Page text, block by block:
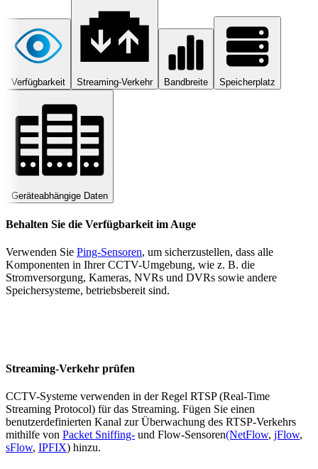
Verfügbarkeit Streaming-Verkehr Bandbreite Speicherplatz
Geräteabhängige Daten
Behalten Sie die Verfügbarkeit im Auge
Verwenden Sie Ping-Sensoren, um sicherzustellen, dass alle
Komponenten in Ihrer CCTV-Umgebung, wie z. B. die
Stromversorgung, Kameras, NVRs und DVRs sowie andere
Speichersysteme, betriebsbereit sind.
Streaming-Verkehr prüfen
CCTV-Systeme verwenden in der Regel RTSP (Real-Time
Streaming Protocol) für das Streaming. Fügen Sie einen
benutzerdefinierten Kanal zur Überwachung des RTSP-Verkehrs
mithilfe von Packet Sniffing- und Flow-Sensoren(NetFlow, jFlow,
sFlow, IPFIX) hinzu.